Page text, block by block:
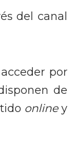
del canal
por
de
onliney